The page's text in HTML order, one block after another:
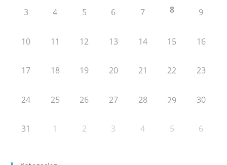
3 4 5 6 7 8 9
10 11 12 13 14 15 16
17 18 19 20 21 22 23
24 25 26 27 28 29 30
31 1 2 3 4 5 6